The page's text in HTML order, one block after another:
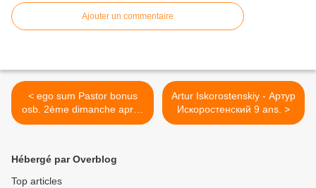
Ajouter un commentaire
< ego sum Pastor bonus
osb. 2ème dimanche après
Pâques
Artur Iskorostenskiy - Артур
Искоростенский 9 ans. >
Hébergé par Overblog
Top articles